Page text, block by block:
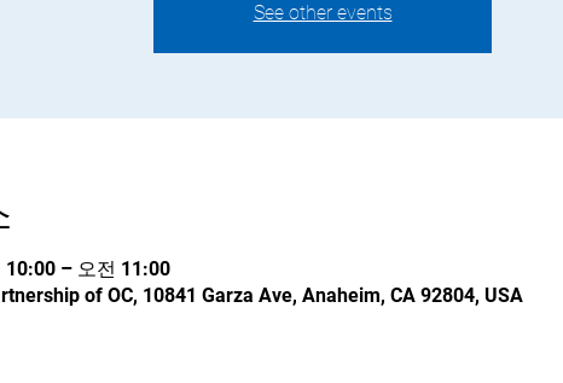
See other events
– 오전 11:00
of OC, 10841 Garza Ave, Anaheim, CA 92804, USA